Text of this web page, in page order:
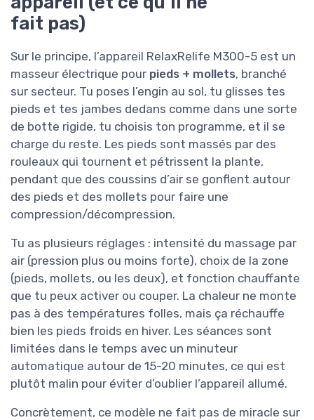
fait pas)
Sur le principe, l’appareil RelaxRelife M300-5 est un
masseur électrique pour pieds + mollets, branché
sur secteur. Tu poses l’engin au sol, tu glisses tes
pieds et tes jambes dedans comme dans une sorte
de botte rigide, tu choisis ton programme, et il se
charge du reste. Les pieds sont massés par des
rouleaux qui tournent et pétrissent la plante,
pendant que des coussins d’air se gonflent autour
des pieds et des mollets pour faire une
compression/décompression.
Tu as plusieurs réglages : intensité du massage par
air (pression plus ou moins forte), choix de la zone
(pieds, mollets, ou les deux), et fonction chauffante
que tu peux activer ou couper. La chaleur ne monte
pas à des températures folles, mais ça réchauffe
bien les pieds froids en hiver. Les séances sont
limitées dans le temps avec un minuteur
automatique autour de 15-20 minutes, ce qui est
plutôt malin pour éviter d’oublier l’appareil allumé.
Concrètement, ce modèle ne fait pas de miracle sur